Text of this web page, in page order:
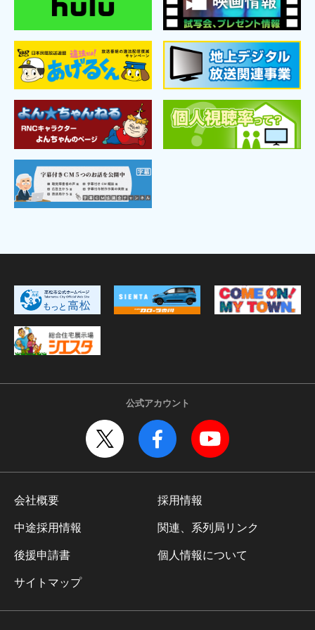
公式アカウント
会社概要 採用情報
中途採用情報 関連、系列局リンク
後援申請書 個人情報について
サイトマップ